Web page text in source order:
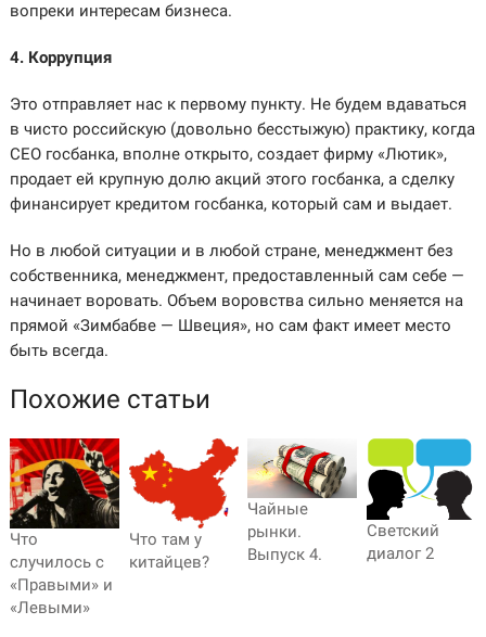
вопреки интересам бизнеса.
4. Коррупция
Это отправляет нас к первому пункту. Не будем вдаваться
в чисто российскую (довольно бесстыжую) практику, когда
СЕО госбанка, вполне открыто, создает фирму «Лютик»,
продает ей крупную долю акций этого госбанка, а сделку
финансирует кредитом госбанка, который сам и выдает.
Но в любой ситуации и в любой стране, менеджмент без
собственника, менеджмент, предоставленный сам себе —
начинает воровать. Объем воровства сильно меняется на
прямой «Зимбабве — Швеция», но сам факт имеет место
быть всегда.
Похожие статьи
Что
случилось с
«Правыми» и
«Левыми»
Что там у
китайцев?
Чайные
рынки.
Выпуск 4.
Светский
диалог 2